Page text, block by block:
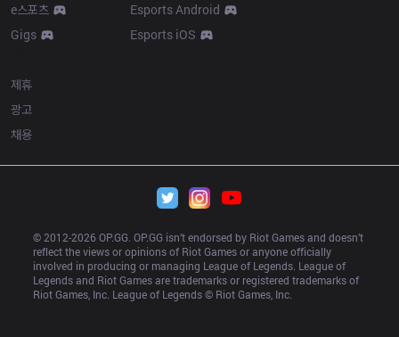
e스포츠
Gigs
Esports Android
Esports iOS
제휴
광고
채용
© 2012-2026 OP.GG. OP.GG isn’t endorsed by Riot Games and doesn’t
reflect the views or opinions of Riot Games or anyone officially
involved in producing or managing League of Legends. League of
Legends and Riot Games are trademarks or registered trademarks of
Riot Games, Inc. League of Legends © Riot Games, Inc.